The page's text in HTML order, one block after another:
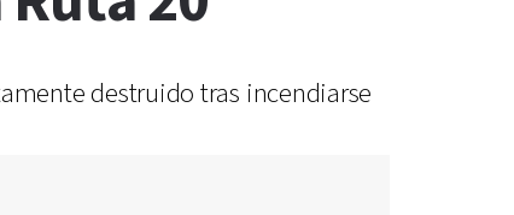
destruido tras incendiarse